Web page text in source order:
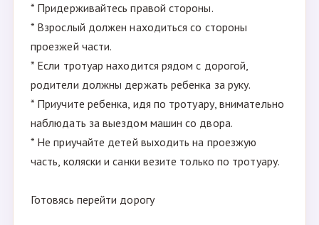
* Придерживайтесь правой стороны.
* Взрослый должен находиться со стороны
проезжей части.
* Если тротуар находится рядом с дорогой,
родители должны держать ребенка за руку.
* Приучите ребенка, идя по тротуару, внимательно
наблюдать за выездом машин со двора.
* Не приучайте детей выходить на проезжую
часть, коляски и санки везите только по тротуару.
Готовясь перейти дорогу